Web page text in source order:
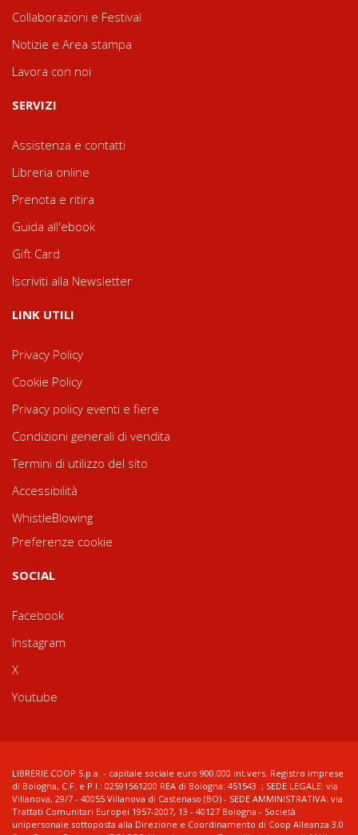
Collaborazioni e Festival
Notizie e Area stampa
Lavora con noi
SERVIZI
Assistenza e contatti
Libreria online
Prenota e ritira
Guida all'ebook
Gift Card
Iscriviti alla Newsletter
LINK UTILI
Privacy Policy
Cookie Policy
Privacy policy eventi e fiere
Condizioni generali di vendita
Termini di utilizzo del sito
Accessibilità
WhistleBlowing
Preferenze cookie
SOCIAL
Facebook
Instagram
X
Youtube
LIBRERIE.COOP S.p.a. - capitale sociale euro 900.000 int.vers. Registro imprese
di Bologna, C.F. e P.I.: 02591561200 REA di Bologna: 451543 ; SEDE LEGALE: via
Villanova, 29/7 - 40055 Villanova di Castenaso (BO) - SEDE AMMINISTRATIVA: via
Trattati Comunitari Europei 1957-2007, 13 - 40127 Bologna - Società
unipersonale sottoposta alla Direzione e Coordinamento di Coop Alleanza 3.0